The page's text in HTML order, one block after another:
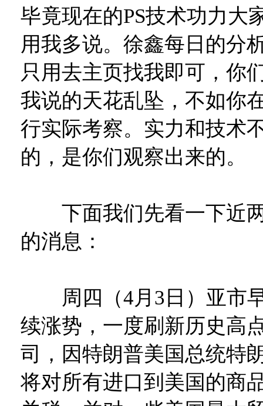
毕竟现在的PS技术功力大
用我多说。徐鑫每日的分
只用去主页找我即可，你
我说的天花乱坠，不如你
行实际考察。实力和技术
的，是你们观察出来的。
下面我们先看一下近两
的消息：
周四（4月3日）亚市
续涨势，一度刷新历史高
司，因特朗普美国总统特
将对所有进口到美国的商